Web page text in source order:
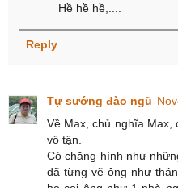
Hề hề hề,....
Reply
Tự sướng đào ngũ
Về Max, chủ nghĩa Max,
vô tận.
Có chăng hình như
đã từng vẽ ông như